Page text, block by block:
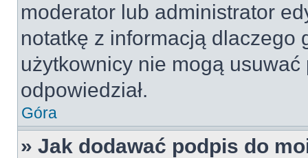
moderator lub administrator
notatkę z informacją dlaczego
użytkownicy nie mogą
odpowiedział.
Góra
» Jak dodawać podpis do